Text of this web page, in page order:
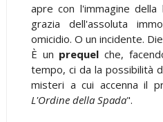
apre con l'immagine della
grazia dell'assoluta
omicidio. O un incidente.
È un prequel che,
tempo, ci da la possibilità
misteri a cui accenna il
L'Ordine della Spada".